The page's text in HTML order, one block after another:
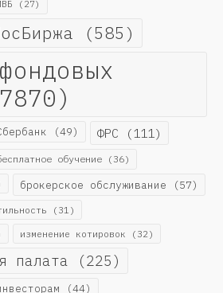
(27)
(585)
(49) ФРС (111)
обучение (36)
брокерское обслуживание (57)
(31)
изменение котировок (32)
палата (225)
(44)